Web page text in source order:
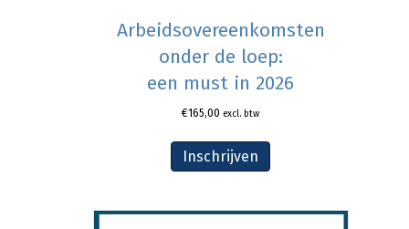
Arbeidsovereenkomsten
onder de loep:
een must in 2026
€165,00 excl. btw
Inschrijven